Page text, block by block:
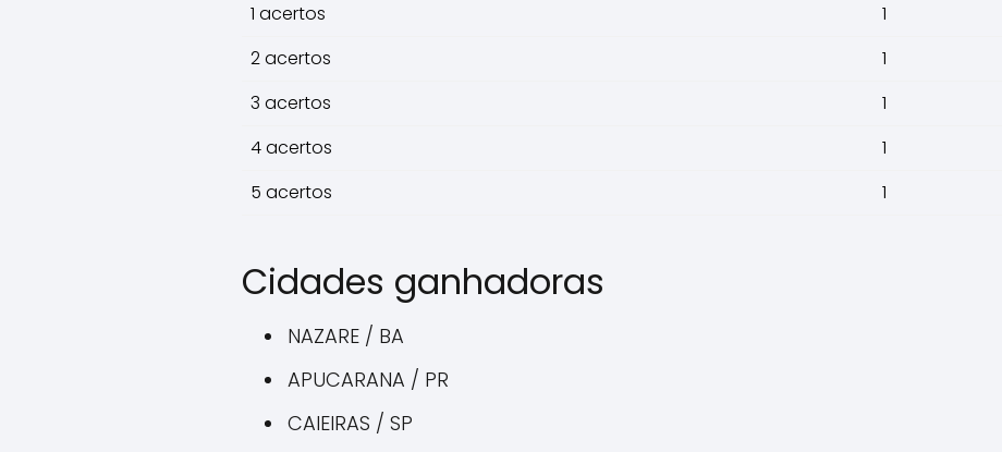
1 acertos
1
2 acertos
1
3 acertos
1
4 acertos
1
5 acertos
1
Cidades ganhadoras
NAZARE / BA
APUCARANA / PR
CAIEIRAS / SP